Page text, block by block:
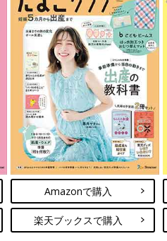
Amazonで購入
楽天ブックスで購入